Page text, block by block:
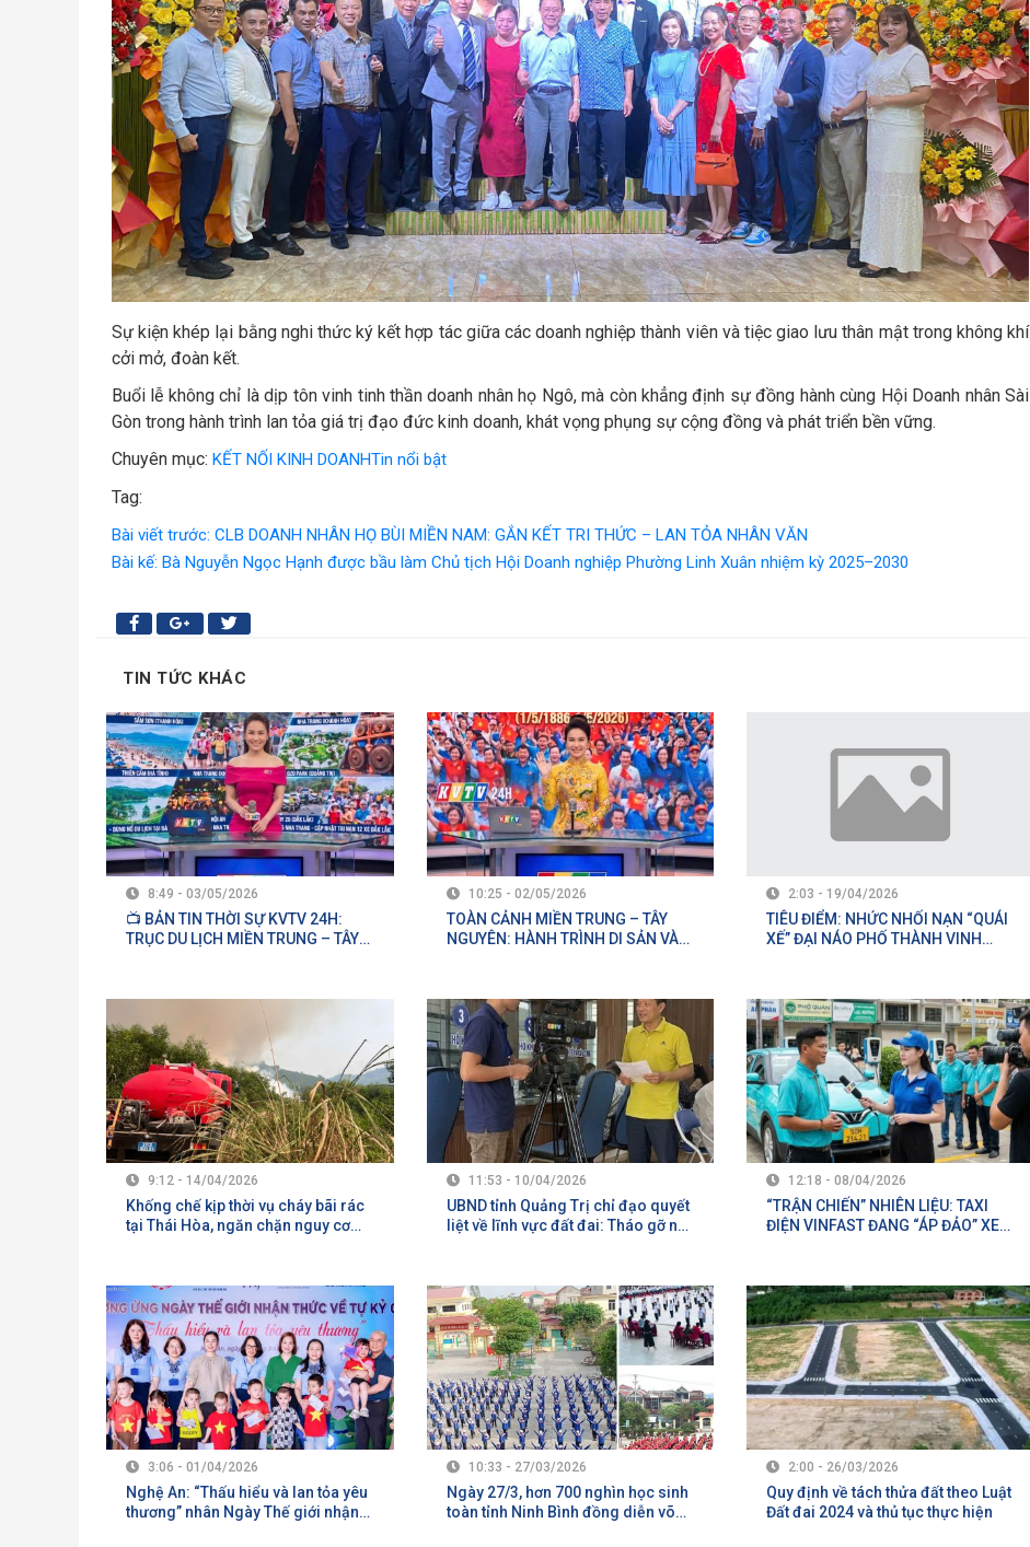
Sự kiện khép lại bằng nghi thức ký kết hợp tác giữa các doanh nghiệp thành viên và tiệc giao lưu thân mật trong không khí
cởi mở, đoàn kết.
Buổi lễ không chỉ là dịp tôn vinh tinh thần doanh nhân họ Ngô, mà còn khẳng định sự đồng hành cùng Hội Doanh nhân Sài
Gòn trong hành trình lan tỏa giá trị đạo đức kinh doanh, khát vọng phụng sự cộng đồng và phát triển bền vững.
Chuyên mục: KẾT NỐI KINH DOANHTin nổi bật
Tag:
Bài viết trước: CLB DOANH NHÂN HỌ BÙI MIỀN NAM: GẮN KẾT TRI THỨC – LAN TỎA NHÂN VĂN
Bài kế: Bà Nguyễn Ngọc Hạnh được bầu làm Chủ tịch Hội Doanh nghiệp Phường Linh Xuân nhiệm kỳ 2025–2030
TIN TỨC KHÁC
8:49 - 03/05/2026
📺 BẢN TIN THỜI SỰ KVTV 24H:
TRỤC DU LỊCH MIỀN TRUNG – TÂY
10:25 - 02/05/2026
TOÀN CẢNH MIỀN TRUNG – TÂY
NGUYÊN: HÀNH TRÌNH DI SẢN VÀ
DU LỊCH 2026
2:03 - 19/04/2026
TIÊU ĐIỂM: NHỨC NHỐI NẠN “QUÁI
XẾ” ĐẠI NÁO PHỐ THÀNH VINH
9:12 - 14/04/2026
Khống chế kịp thời vụ cháy bãi rác
tại Thái Hòa, ngăn chặn nguy cơ
11:53 - 10/04/2026
UBND tỉnh Quảng Trị chỉ đạo quyết
liệt về lĩnh vực đất đai: Tháo gỡ nút
12:18 - 08/04/2026
“TRẬN CHIẾN” NHIÊN LIỆU: TAXI
ĐIỆN VINFAST ĐANG “ÁP ĐẢO” XE
3:06 - 01/04/2026
Nghệ An: “Thấu hiểu và lan tỏa yêu
thương” nhân Ngày Thế giới nhận
10:33 - 27/03/2026
Ngày 27/3, hơn 700 nghìn học sinh
toàn tỉnh Ninh Bình đồng diễn võ
2:00 - 26/03/2026
Quy định về tách thửa đất theo Luật
Đất đai 2024 và thủ tục thực hiện